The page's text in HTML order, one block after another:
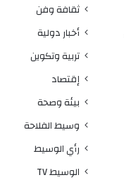
ثقافة وفن
أخبار دولية
تربية وتكوين
إقتصاد
بيئة وصحة
وسيط الفلاحة
رأي الوسيط
الوسيط TV